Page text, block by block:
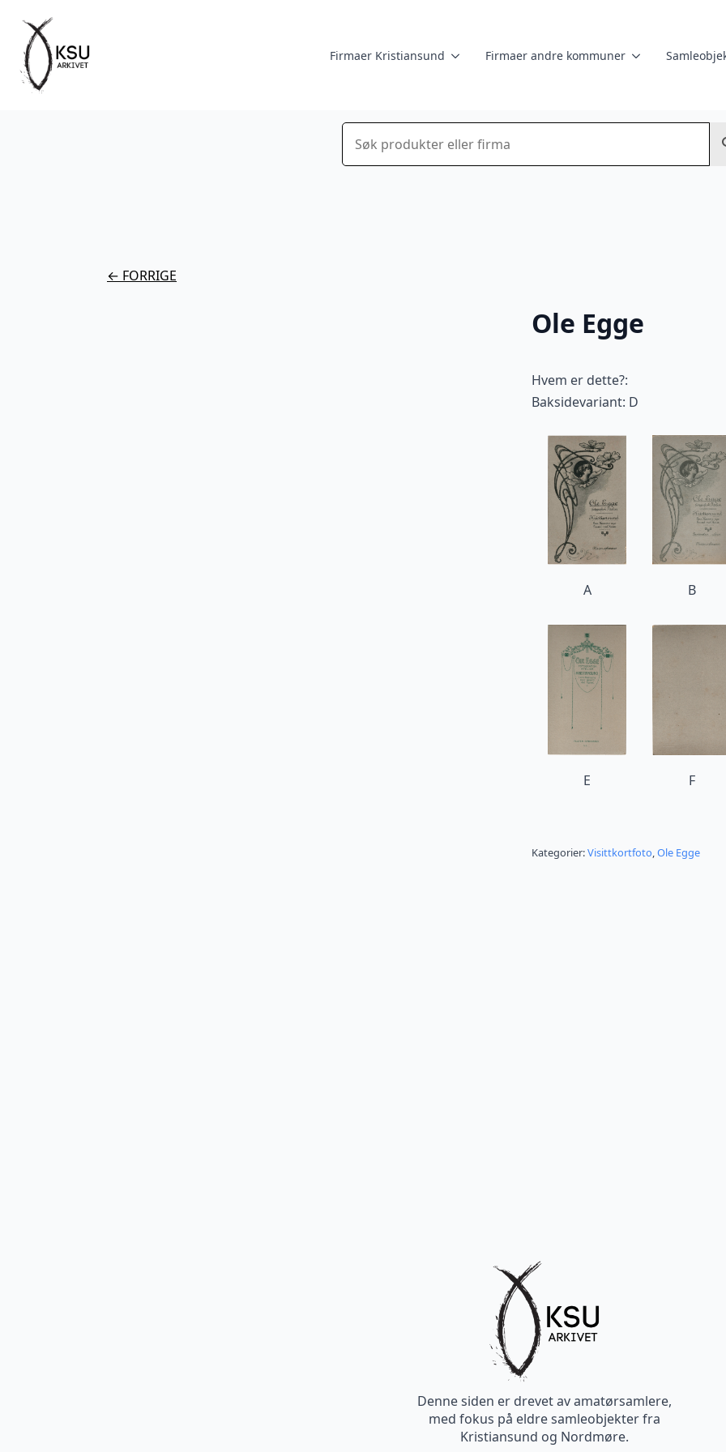
Firmaer Kristiansund Firmaer andre kommuner
Søk
← FORRIGE
Ole Egge
Hvem er dette?:
Baksidevariant: D
A B
E F
Kategorier:Visittkortfoto,Ole Egge
Denne siden er drevet av amatørsamlere,
med fokus på eldre samleobjekter fra
Kristiansund og Nordmøre.